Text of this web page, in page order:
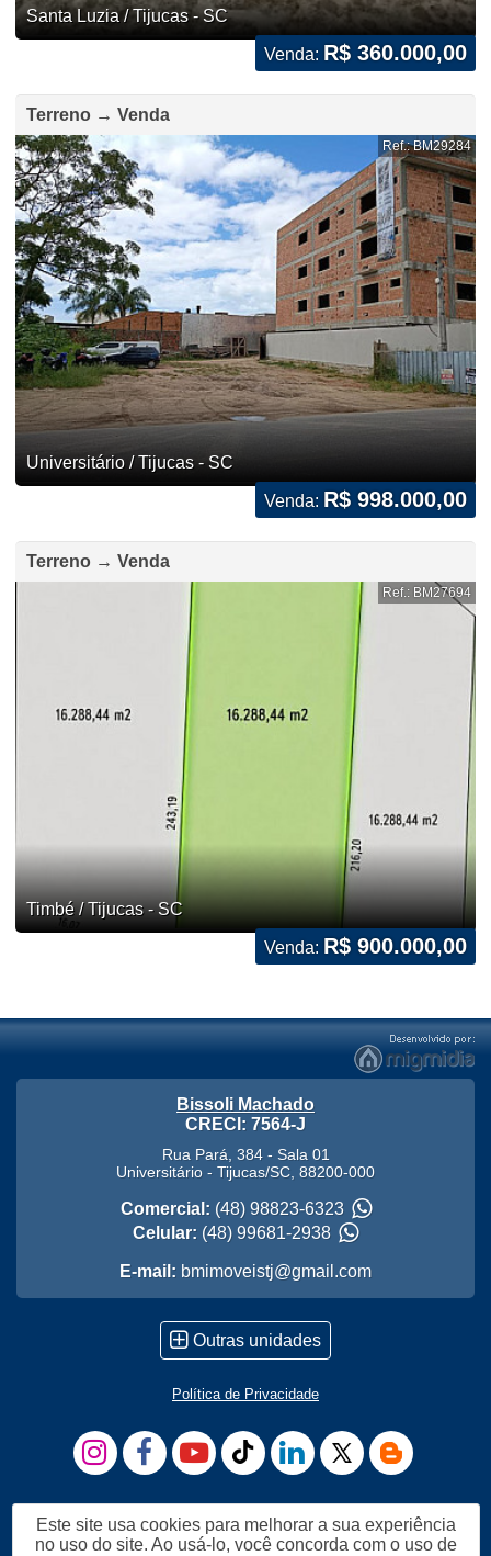
Santa Luzia / Tijucas - SC
Venda: R$ 360.000,00
Terreno → Venda
Ref.: BM29284
Universitário / Tijucas - SC
Venda: R$ 998.000,00
Terreno → Venda
Ref.: BM27694
Timbé / Tijucas - SC
Venda: R$ 900.000,00
Bissoli Machado
CRECI: 7564-J
Rua Pará, 384 - Sala 01
Universitário - Tijucas/SC 88200-000
Comercial: (48) 98823-6323
Celular: (48) 99681-2938
E-mail: bmimoveistj@gmail.com
Outras unidades
Política de Privacidade
Este site usa cookies para melhorar a sua experiência
no uso do site. Ao usá-lo, você concorda com o uso de